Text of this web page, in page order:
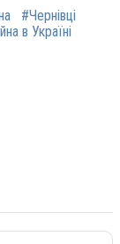
#Чернівці
в Україні